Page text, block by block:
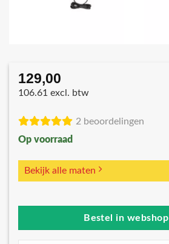
129,00
106.61 excl. btw
2 beoordelingen
Op voorraad
Bekijk alle maten
Bestel in webshop